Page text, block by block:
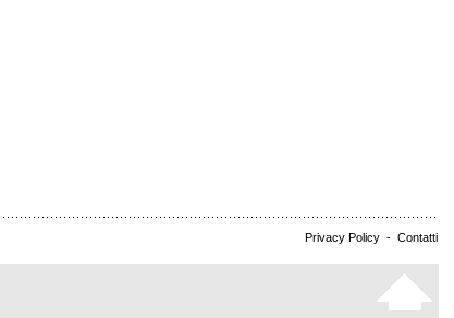
Privacy Policy - Contatti